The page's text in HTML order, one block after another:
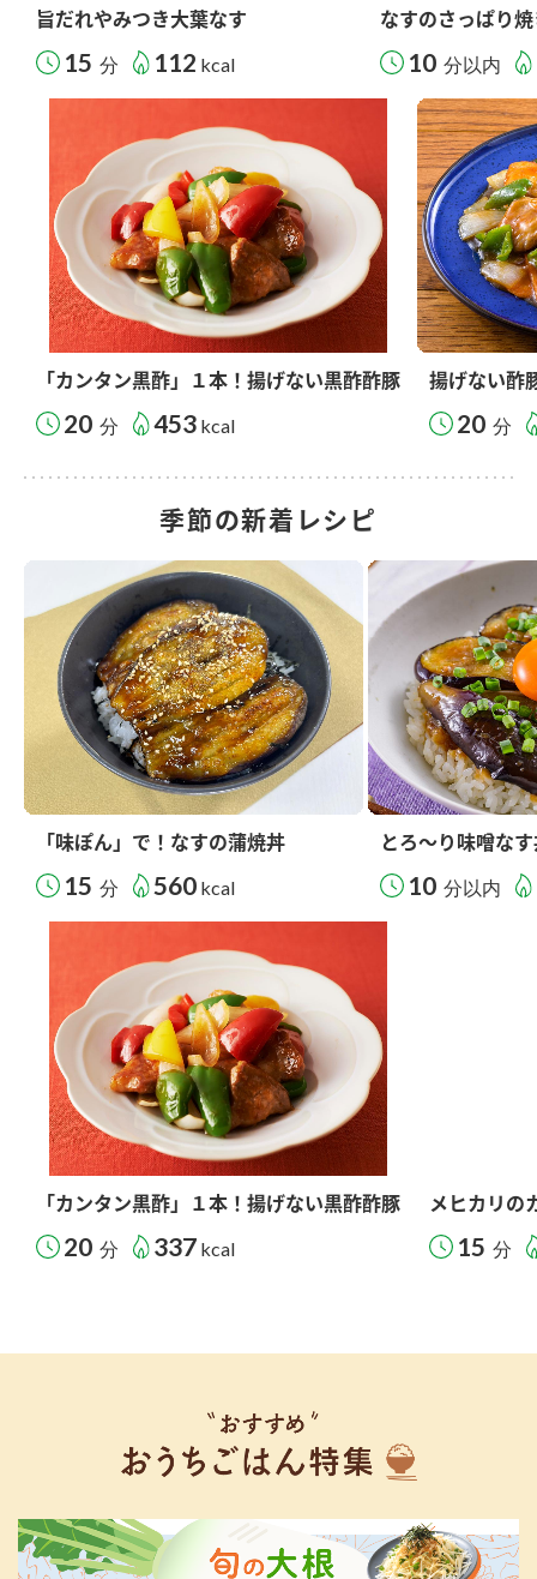
旨だれやみつき大葉なす
15 分 112 kcal
なすのさっぱり
10 分以内
「カンタン黒酢」１本！揚げない黒酢酢豚
20 分 453 kcal
揚げない酢
20 分
季節の新着レシピ
「味ぽん」で！なすの蒲焼丼
15 分 560 kcal
とろ～り味噌な
10 分以内
「カンタン黒酢」１本！揚げない黒酢酢豚
20 分 337 kcal
メヒカリの
15 分